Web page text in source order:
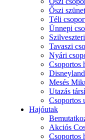
Őszi szünet
Téli
Ünnepi
Tavaszi
Nyári
Csoportos
Mesés
Utazás
Csoportos
Hajóutak
Akciós
Csoportos